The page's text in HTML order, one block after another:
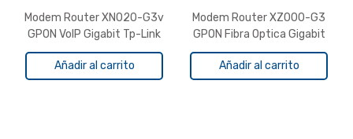
Modem Router XN020-G3v
GPON VoIP Gigabit Tp-Link
Añadir al carrito
Modem Router XZ000-G3
GPON Fibra Optica Gigabit
Tp-Link
Añadir al carrito